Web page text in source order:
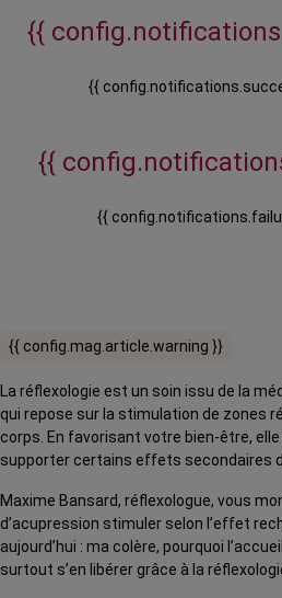
{{
{{
{{
{{
{{ config.mag.article.warning }}
La réflexologie est un soin issu de la
qui repose sur la stimulation de zones
corps. En favorisant votre bien-être,
supporter certains effets secondaires
Maxime Bansard, réflexologue, vous
d’acupression stimuler selon l’effet
aujourd’hui : ma colère, pourquoi
surtout s’en libérer grâce à la